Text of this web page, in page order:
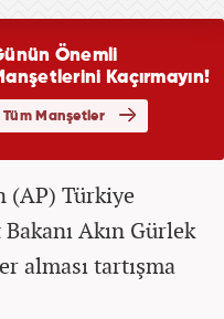
(AP) Türkiye
Akın Gürlek
alması tartışma